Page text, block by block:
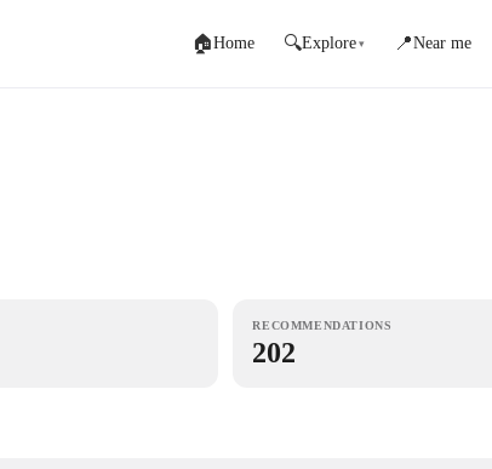
🏠Home 🔍Explore ▾ 📍Near me
RECOMMENDATIONS
202